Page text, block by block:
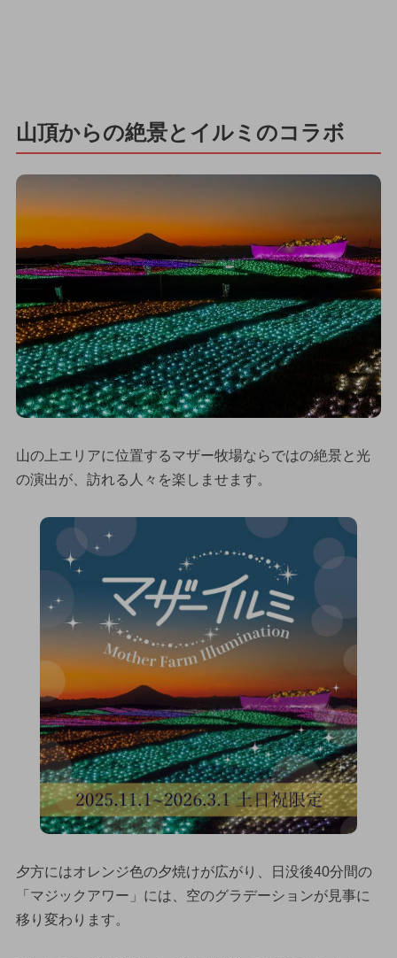
山頂からの絶景とイルミのコラボ
山の上エリアに位置するマザー牧場ならではの絶景と光
の演出が、訪れる人々を楽しませます。
夕方にはオレンジ色の夕焼けが広がり、日没後40分間の
「マジックアワー」には、空のグラデーションが見事に
移り変わります。